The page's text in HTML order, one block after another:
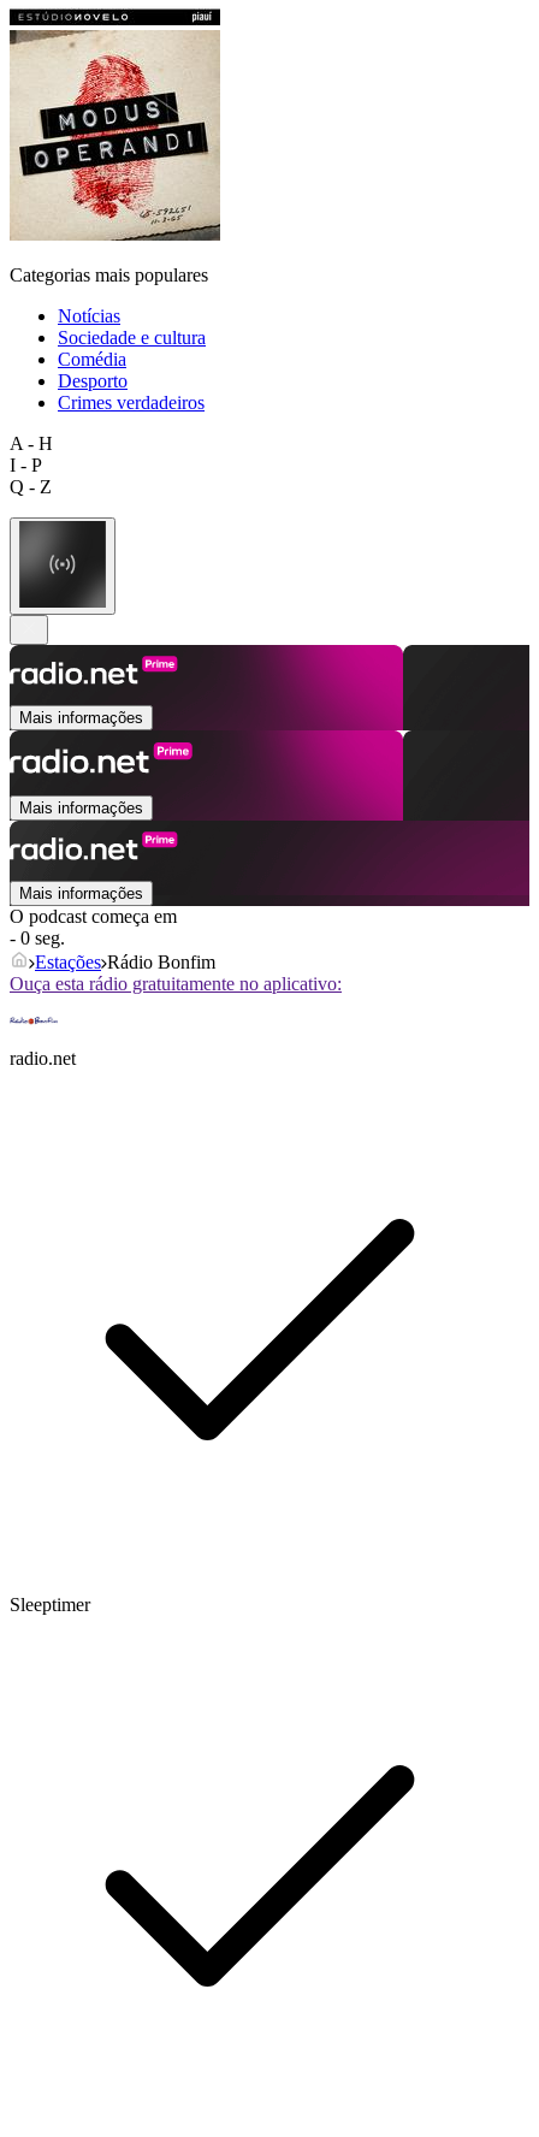
Categorias mais populares
Notícias
Sociedade e cultura
Comédia
Desporto
Crimes verdadeiros
A - H
I - P
Q - Z
Mais informações
Mais informações
Mais informações
O podcast começa em
- 0 seg.
Estações Rádio Bonfim
Ouça esta rádio gratuitamente no aplicativo:
radio.net
Sleeptimer